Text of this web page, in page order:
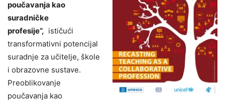
poučavanja kao
suradničke
profesije“, ističući
transformativni potencijal
suradnje za učitelje, škole
i obrazovne sustave.
Preoblikovanje
poučavanja kao